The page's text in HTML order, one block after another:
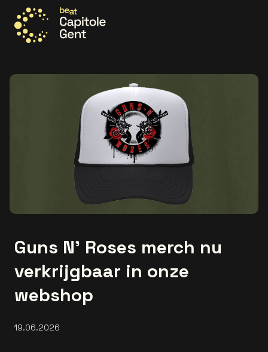
Guns N’ Roses merch nu
verkrijgbaar in onze
webshop
19.06.2026